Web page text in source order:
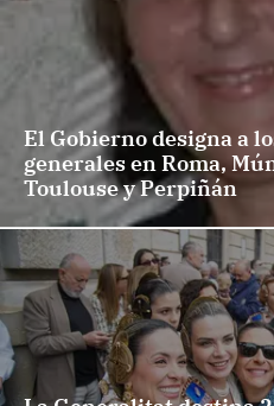
El Gobierno designa a
generales en Roma,
Toulouse y Perpiñán